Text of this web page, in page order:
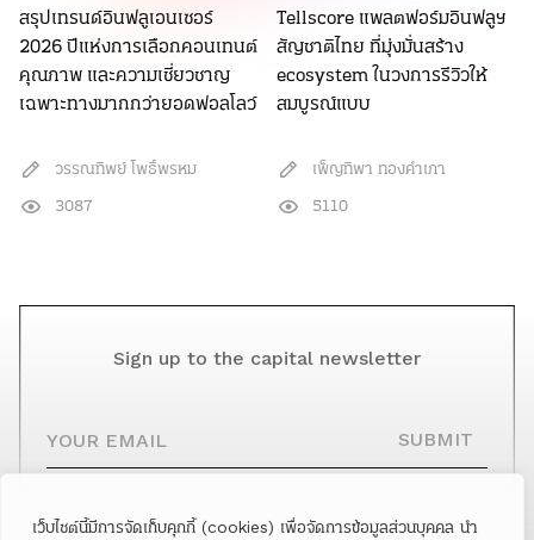
เว็บไซต์นี้มีการจัดเก็บคุกกี้ (cookies) เพื่อจัดการข้อมูลส่วนบุคคล นำ
สรุปเทรนด์อินฟลูเอนเซอร์
2026 ปีแห่งการเลือกคอนเทนต์
คุณภาพ และความเชี่ยวชาญ
เฉพาะทางมากกว่ายอดฟอลโลว์
วรรณทิพย์ โพธิ์พรหม
3087
Tellscore แพลตฟอร์มอินฟลูฯ
สัญชาติไทย ที่มุ่งมั่นสร้าง
ecosystem ในวงการรีวิวให้
สมบูรณ์แบบ
เพ็ญทิพา ทองคำเภา
5110
Sign up to the capital newsletter
SUBMIT